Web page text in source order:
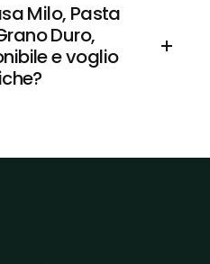
Milo, Pasta
Duro,
e voglio